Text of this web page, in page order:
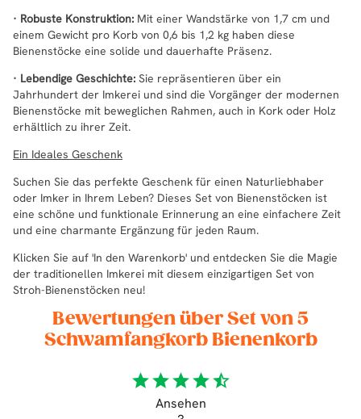
· Robuste Konstruktion: Mit einer Wandstärke von 1,7 cm und
einem Gewicht pro Korb von 0,6 bis 1,2 kg haben diese
Bienenstöcke eine solide und dauerhafte Präsenz.
· Lebendige Geschichte: Sie repräsentieren über ein
Jahrhundert der Imkerei und sind die Vorgänger der modernen
Bienenstöcke mit beweglichen Rahmen, auch in Kork oder Holz
erhältlich zu ihrer Zeit.
Ein Ideales Geschenk
Suchen Sie das perfekte Geschenk für einen Naturliebhaber
oder Imker in Ihrem Leben? Dieses Set von Bienenstöcken ist
eine schöne und funktionale Erinnerung an eine einfachere Zeit
und eine charmante Ergänzung für jeden Raum.
Klicken Sie auf 'In den Warenkorb' und entdecken Sie die Magie
der traditionellen Imkerei mit diesem einzigartigen Set von
Stroh-Bienenstöcken neu!
Bewertungen über Set von 5
Schwamfangkorb Bienenkorb
starstarstarstarstar_half
Ansehen